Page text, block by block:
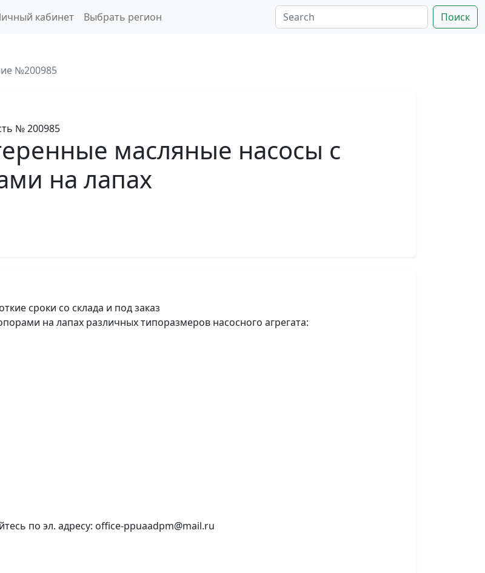
кабинет Выбрать регион Поиск
№200985
№ 200985
масляные насосы с
на лапах
сроки со склада и под заказ
на лапах различных типоразмеров насосного агрегата:
по эл. адресу: office-ppuaadpm@mail.ru